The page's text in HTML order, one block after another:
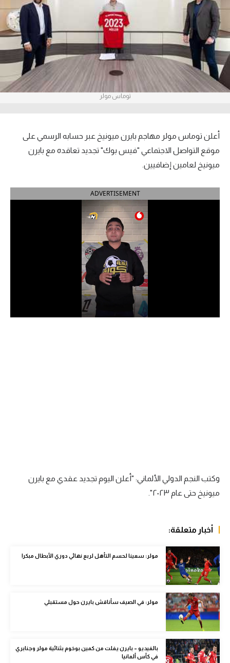
آراء حرة
ركن الألعاب
بطولات
أمريكا 2026
الدوري الإنجليزي الممتاز
الدوري الإسباني
الدوري السعودي للمحترفين
دوري أبطال إفريقيا
سعودي في الجول
الدوري الإنجليزي
دوري أبطال أوروبا
القسم الثاني
رياضات أخرى
أمم إفريقيا
كرة السلة الأمريكية
كرة سلة
كرة يد
توماس مولر
أعلن توماس مولر مهاجم بايرن ميونيخ عبر حسابه الرسمي على
موقع التواصل الاجتماعي "فيس بوك" تجديد تعاقده مع بايرن
ميونيخ لعامين إضافيين.
ADVERTISEMENT
وكتب النجم الدولي الألماني: "أعلن اليوم تجديد عقدي مع بايرن
ميونيخ حتى عام ٢٠٢٣".
أخبار متعلقة:
مولر: سعينا لحسم التأهل لربع نهائي دوري الأبطال مبكرا
مولر: في الصيف سأناقش بايرن حول مستقبلي
بالفيديو – بايرن يفلت من كمين بوخوم بثنائية مولر وجنابري
في كأس ألمانيا